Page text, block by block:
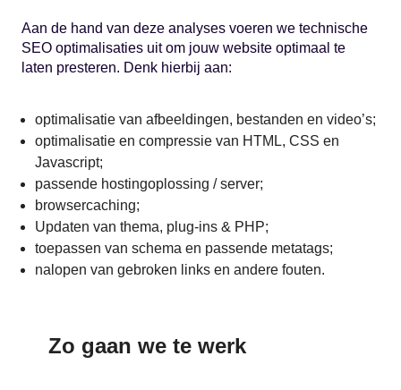
Aan de hand van deze analyses voeren we technische
SEO optimalisaties uit om jouw website optimaal te
laten presteren. Denk hierbij aan:
optimalisatie van afbeeldingen, bestanden en video’s;
optimalisatie en compressie van HTML, CSS en
Javascript;
passende hostingoplossing / server;
browsercaching;
Updaten van thema, plug-ins & PHP;
toepassen van schema en passende metatags;
nalopen van gebroken links en andere fouten.
Zo gaan we te werk